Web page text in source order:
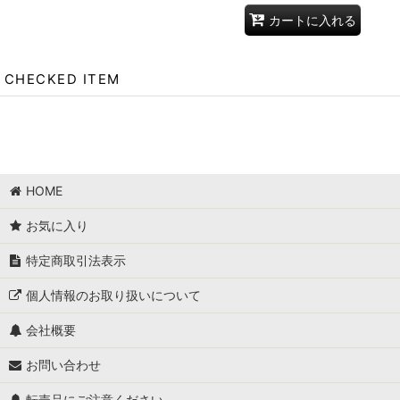
カートに入れる
CHECKED ITEM
HOME
お気に入り
特定商取引法表示
個人情報のお取り扱いについて
会社概要
お問い合わせ